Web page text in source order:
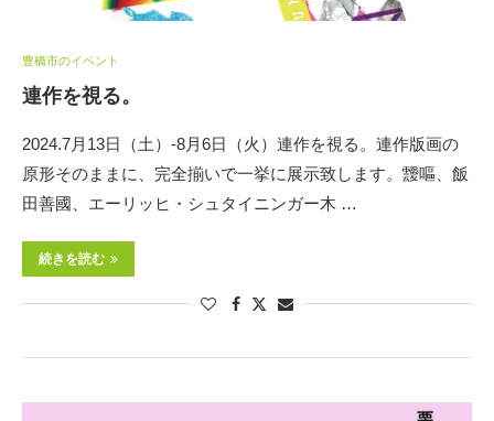
豊橋市のイベント
連作を視る。
2024.7月13日（土）-8月6日（火）連作を視る。連作版画の
原形そのままに、完全揃いで一挙に展示致します。靉嘔、飯
田善國、エーリッヒ・シュタイニンガー木 …
続きを読む